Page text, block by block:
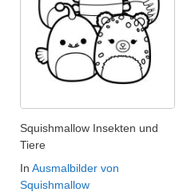
Squishmallow Insekten und
Tiere
In Ausmalbilder von
Squishmallow